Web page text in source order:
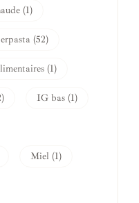
(1)
(52)
(1)
IG bas (1)
Miel (1)